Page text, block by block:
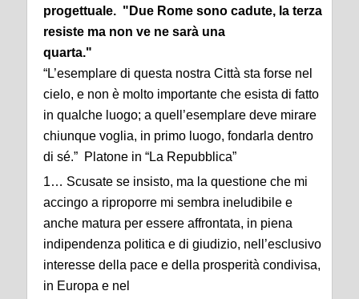
progettuale. "Due Rome sono cadute, la terza
resiste ma non ve ne sarà una
quarta."
“L’esemplare di questa nostra Città sta forse nel
cielo, e non è molto importante che esista di fatto
in qualche luogo; a quell’esemplare deve mirare
chiunque voglia, in primo luogo, fondarla dentro
di sé.” Platone in “La Repubblica”
1… Scusate se insisto, ma la questione che mi
accingo a riproporre mi sembra ineludibile e
anche matura per essere affrontata, in piena
indipendenza politica e di giudizio, nell’esclusivo
interesse della pace e della prosperità condivisa,
in Europa e nel